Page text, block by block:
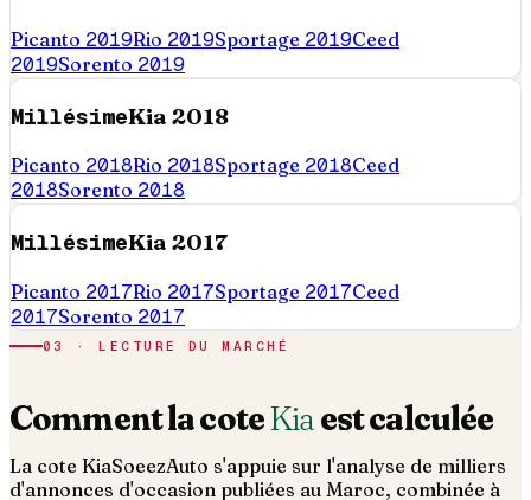
Picanto 2019Rio 2019Sportage 2019Ceed
2019Sorento 2019
MillésimeKia 2018
Picanto 2018Rio 2018Sportage 2018Ceed
2018Sorento 2018
MillésimeKia 2017
Picanto 2017Rio 2017Sportage 2017Ceed
2017Sorento 2017
03 · LECTURE DU MARCHÉ
Comment la coteKiaest calculée
La cote KiaSoeezAuto s'appuie sur l'analyse de milliers
d'annonces d'occasion publiées au Maroc, combinée à